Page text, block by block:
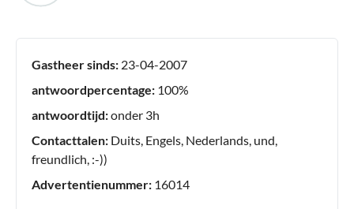
Gastheer sinds: 23-04-2007
antwoordpercentage: 100%
antwoordtijd:onder 3h
Contacttalen: Duits, Engels, Nederlands, und,
freundlich, :-))
Advertentienummer: 16014